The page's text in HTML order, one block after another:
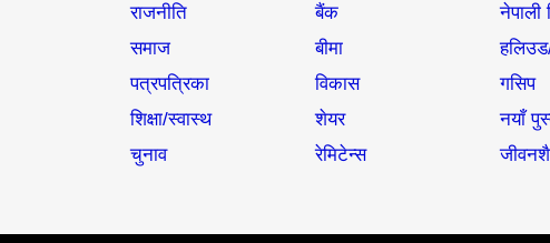
राजनीति
समाज​
पत्रपत्रिका
शिक्षा/स्वास्थ
चुनाव
बैंक
बीमा
विकास
शेयर
रेमिटेन्स
नेपाली
गसिप
नयाँ